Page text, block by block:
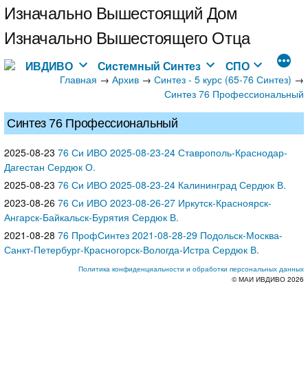
Перейти
к
содержимому
Изначально Вышестоящий Дом
Изначально Вышестоящего Отца
ИВДИВО Системный Синтез СПО
Главная → Архив → Синтез - 5 курс (65-76 Синтез) →
Синтез 76 Профессиональный
Синтез 76 Профессиональный
2025-08-23 76 Си ИВО 2025-08-23-24 Ставрополь-Краснодар-
Дагестан Сердюк О.
2025-08-23 76 Си ИВО 2025-08-23-24 Калининград Сердюк В.
2023-08-26 76 Си ИВО 2023-08-26-27 Иркутск-Красноярск-
Ангарск-Байкальск-Бурятия Сердюк В.
2021-08-28 76 ПрофСинтез 2021-08-28-29 Подольск-Москва-
Санкт-Петербург-Красногорск-Вологда-Истра Сердюк В.
Политика конфиденциальности и обработки персональных данных
© МАИ ИВДИВО 2026